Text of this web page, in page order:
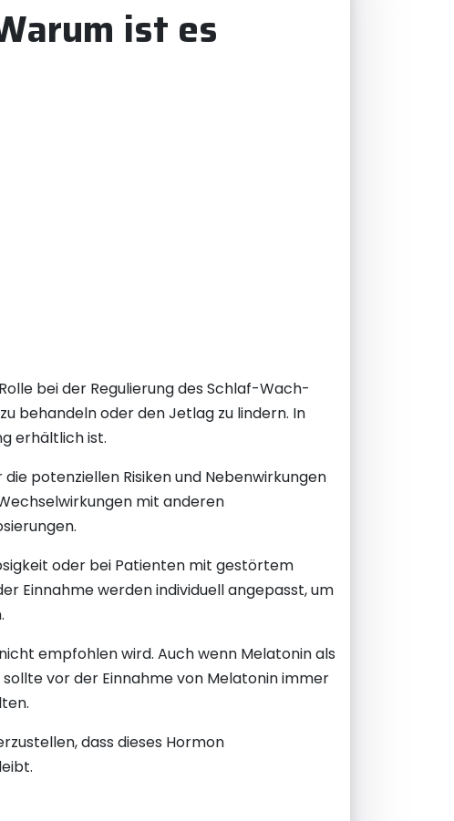
ist es
bei der Regulierung des Schlaf-Wach-
behandeln oder den Jetlag zu lindern. In
erhältlich ist.
potenziellen Risiken und Nebenwirkungen
mit anderen
oder bei Patienten mit gestörtem
Einnahme werden individuell angepasst, um
empfohlen wird. Auch wenn Melatonin als
vor der Einnahme von Melatonin immer
dass dieses Hormon